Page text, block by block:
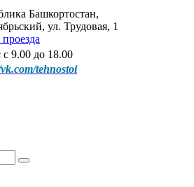
Башкортостан,
ул. Трудовая, 1
9.00 до 18.00
tehnostoi